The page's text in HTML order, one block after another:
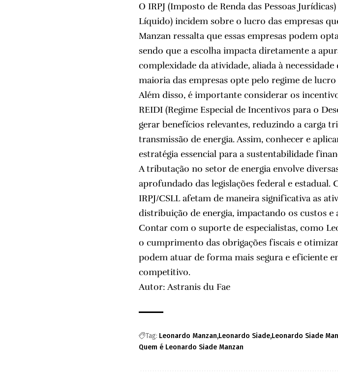
O IRPJ (Imposto de Renda das Pessoas
Líquido) incidem sobre o lucro das empresas
Manzan ressalta que essas empresas podem
sendo que a escolha impacta diretamente a
complexidade da atividade, aliada à
maioria das empresas opte pelo regime de lucro
Além disso, é importante considerar os
REIDI (Regime Especial de Incentivos para o
gerar benefícios relevantes, reduzindo a carga
transmissão de energia. Assim, conhecer e
estratégia essencial para a sustentabilidade
A tributação no setor de energia envolve
aprofundado das legislações federal e estadual.
IRPJ/CSLL afetam de maneira significativa as
distribuição de energia, impactando os custos e
Contar com o suporte de especialistas, como
o cumprimento das obrigações fiscais e
podem atuar de forma mais segura e eficiente
competitivo.
Autor: Astranis du Fae
Tag: Leonardo Manzan Leonardo Siade Leonardo Siade
Quem é Leonardo Siade Manzan